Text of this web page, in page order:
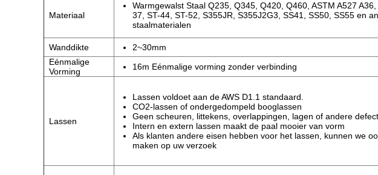
Materiaal
Warmgewalst Staal Q235, Q345, Q420, Q460, ASTM A527
37, ST-44, ST-52, S355JR, S355J2G3, SS41, SS50, SS55 en
staalmaterialen
Wanddikte
2~30mm
Eénmalige
Vorming
16m Eénmalige vorming zonder verbinding
Lassen
Lassen voldoet aan de AWS D1.1 standaard.
CO2-lassen of ondergedompeld booglassen
Geen scheuren, littekens, overlappingen, lagen of andere
Intern en extern lassen maakt de paal mooier van vorm
Als klanten andere eisen hebben voor het lassen, kunnen we
maken op uw verzoek